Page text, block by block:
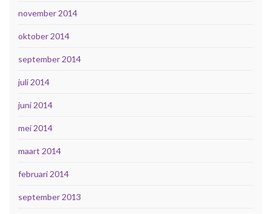
november 2014
oktober 2014
september 2014
juli 2014
juni 2014
mei 2014
maart 2014
februari 2014
september 2013